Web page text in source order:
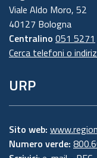
Viale Aldo Moro, 52
40127 Bologna
Centralino 051 5271
Cerca telefoni o
URP
Sito web:
Numero verde: